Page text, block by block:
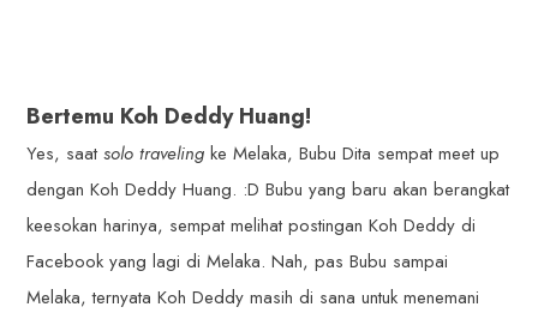
Bertemu Koh Deddy Huang!
Yes, saatsolo traveling ke Melaka, Bubu Dita sempat meet up
dengan Koh Deddy Huang. :D Bubu yang baru akan berangkat
keesokan harinya, sempat melihat postingan Koh Deddy di
Facebook yang lagi di Melaka. Nah, pas Bubu sampai
Melaka, ternyata Koh Deddy masih di sana untuk menemani